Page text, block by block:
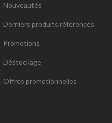
Nouveautés
Derniers produits référencés
Promotions
Déstockage
Offres promotionnelles